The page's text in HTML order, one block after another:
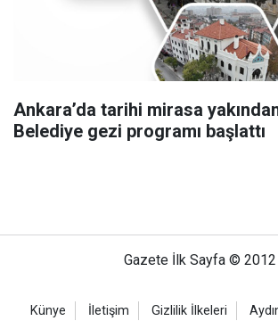
Ankara’da tarihi mirasa
Belediye gezi programı başlattı
Gazete İlk Sayfa © 2012
Künye İletişim Gizlilik İlkeleri